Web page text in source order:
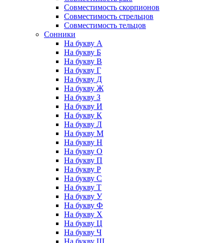
Совместимость скорпионов
Совместимость стрельцов
Совместимость тельцов
Сонники
На букву А
На букву Б
На букву В
На букву Г
На букву Д
На букву Ж
На букву З
На букву И
На букву К
На букву Л
На букву М
На букву Н
На букву О
На букву П
На букву Р
На букву С
На букву Т
На букву У
На букву Ф
На букву Х
На букву Ц
На букву Ч
На букву Ш